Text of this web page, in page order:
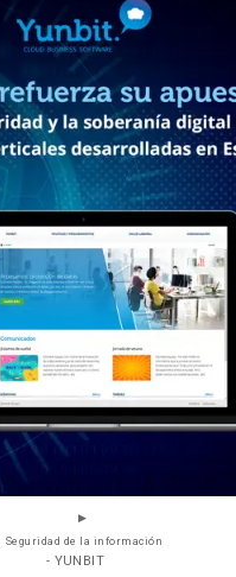
Seguridad de la información
- YUNBIT